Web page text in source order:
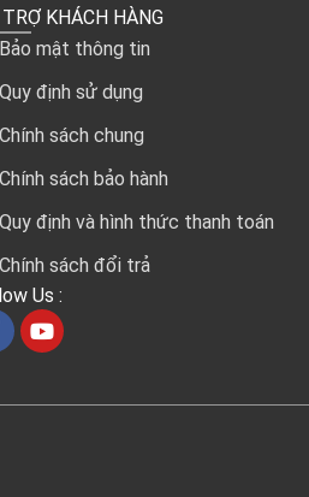
KHÁCH HÀNG
Bảo mật thông tin
Quy định sử dụng
Chính sách chung
Chính sách bảo hành
Quy định và hình thức thanh toán
Chính sách đổi trả
Us :